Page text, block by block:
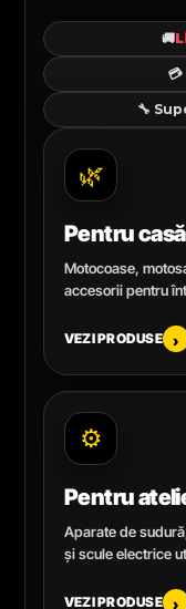
🚚
🔧
🌿
Pentru
Motocoase,
accesorii pentru
VEZI PRODUSE ›
⚙️
Pentru
Aparate de
și scule electrice
VEZI PRODUSE ›